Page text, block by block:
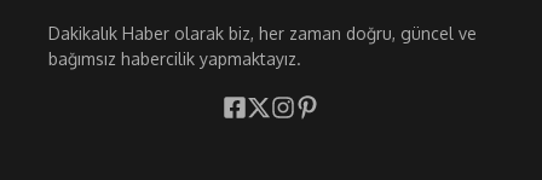
Dakikalık Haber olarak biz, her zaman doğru, güncel ve
bağımsız habercilik yapmaktayız.